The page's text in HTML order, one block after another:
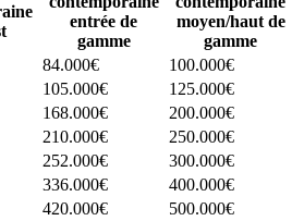
entrée de
gamme
moyen/haut de
gamme
84.000€
100.000€
105.000€
125.000€
168.000€
200.000€
210.000€
250.000€
252.000€
300.000€
336.000€
400.000€
420.000€ 500.000€